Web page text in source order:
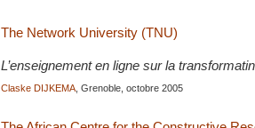
The Network University (TNU)
L’enseignement en ligne sur la
Claske DIJKEMA , Grenoble, octobre 2005